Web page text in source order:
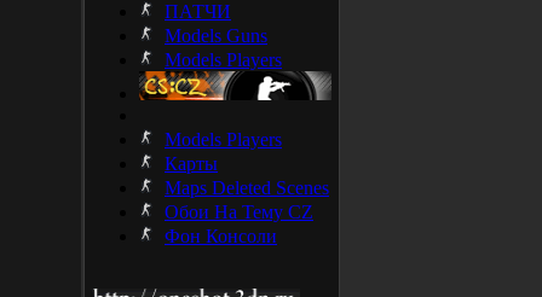
ПАТЧИ
Models Guns
Models Players
Models Players
Карты
Maps Deleted Scenes
Обои На Тему CZ
Фон Консоли